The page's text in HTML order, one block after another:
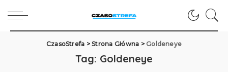
CzasoStrefa >Strona Główna > Goldeneye
Tag: Goldeneye